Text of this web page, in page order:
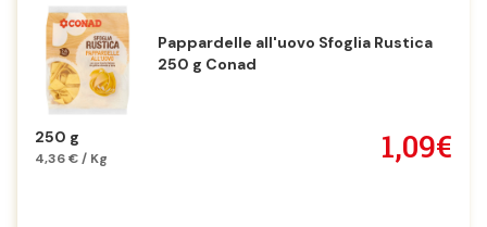
Pappardelle all'uovo Sfoglia Rustica
250 g Conad
250 g
4,36 € / Kg 1,09€